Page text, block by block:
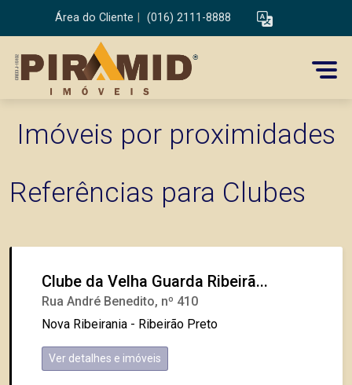
Área do Cliente (016) 2111-8888
Imóveis por proximidades
Referências para Clubes
Clube da Velha Guarda Ribeirã...
Rua André Benedito, nº 410
Nova Ribeirania - Ribeirão Preto
Ver detalhes e imóveis